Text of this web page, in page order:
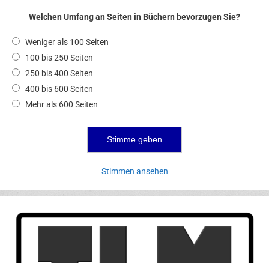
Welchen Umfang an Seiten in Büchern bevorzugen Sie?
Weniger als 100 Seiten
100 bis 250 Seiten
250 bis 400 Seiten
400 bis 600 Seiten
Mehr als 600 Seiten
Stimmen ansehen